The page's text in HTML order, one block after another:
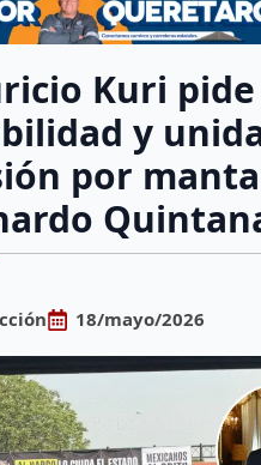
Kuri pide
y
por
18/mayo/2026